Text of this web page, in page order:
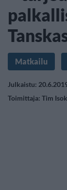
Matkailu
Julkaistu:
Toimittaja: Tim